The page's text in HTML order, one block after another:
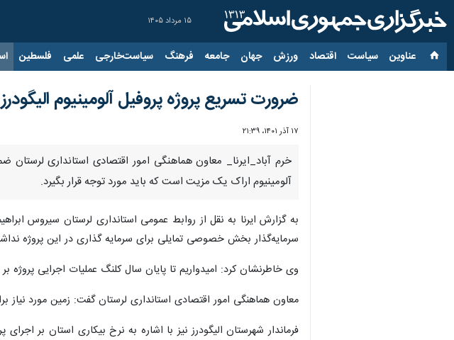
۱۵ مرداد ۱۴۰۵
عناوین‌ سیاست اقتصاد ورزش جهان جامعه فرهنگ سیاست‌خارجی علمی فلسطین
ضرورت تسریع پروژه پروفیل آلومینیوم الیگودرز
۱۷ آذر ۱۴۰۱، ۲۱:۳۹
خرم آباد_ایرنا_ معاون هماهنگی امور اقتصادی استانداری لرستان
آلومینیوم اراک یک مزیت است که باید مورد توجه قرار بگیرد.
به گزارش ایرنا به نقل از روابط عمومی استانداری لرستان سیروس
سرمایه‌گذار بخش خصوصی تمایلی برای سرمایه گذاری در این پروژه
وی خاطرنشان کرد: امیدواریم تا پایان سال کلنگ عملیات اجرایی پروژه
معاون هماهنگی امور اقتصادی استانداری لرستان گفت: زمین مورد
فرماندار شهرستان الیگودرز نیز با اشاره به نرخ بیکاری استان بر